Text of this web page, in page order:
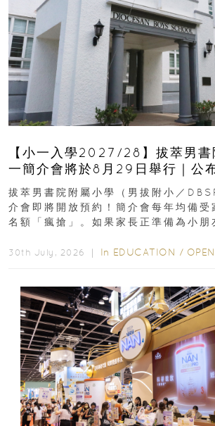
【小一入學2027/28】拔萃男書
一簡介會將於8月29日舉行｜公
｜更設有網上重溫
拔萃男書院附屬小學（男拔附小／
介會即將開放預約！簡介會每年均備受
名額「瘋搶」。如果家長正準備為小
30th July, 2026 ｜ In EDUCATION / OPEN